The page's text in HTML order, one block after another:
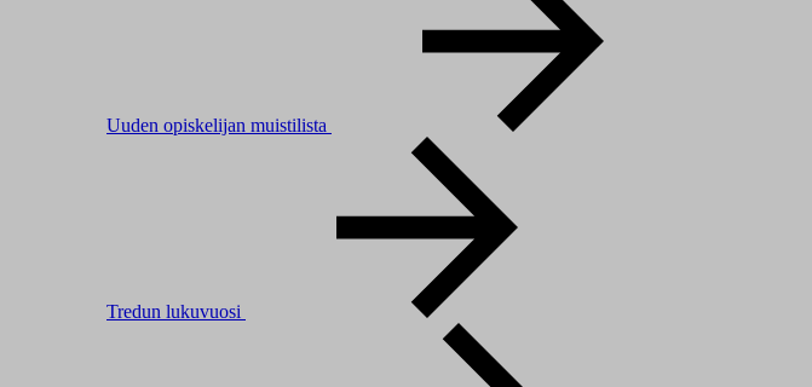
Uuden opiskelijan muistilista
Tredun lukuvuosi